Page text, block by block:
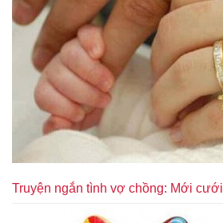
Truyện ngắn tình vợ chồng: Mới cưới